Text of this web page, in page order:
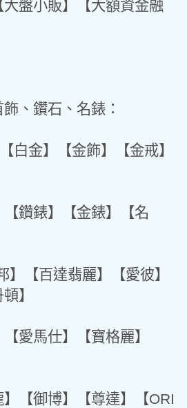
大盤小販】【大額資金融
、鑽石、名錶：
白金】【金飾】【金戒】
【鑽錶】【金錶】【名
】【百達翡麗】【愛彼】
】
愛馬仕】【寶格麗】
】【御博】【尊達】【ORI